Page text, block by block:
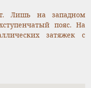
Лишь на западном
пояс. На
затяжек с